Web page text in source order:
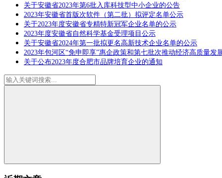
关于安徽省2023年第6批入库科技型中小企业的公告
2023年安徽省首版次软件（第二批）拟评定名单公示
关于2023年度安徽省专精特新冠军企业名单的公示
2023年度安徽省自然科学基金受理项目公示
关于安徽省2024年第一批拟更名高新技术企业名单的公示
2023年包河区“免申即享”惠企政策和第七批次推动经济高质量发
关于公布2023年度合肥市品牌培育企业的通知